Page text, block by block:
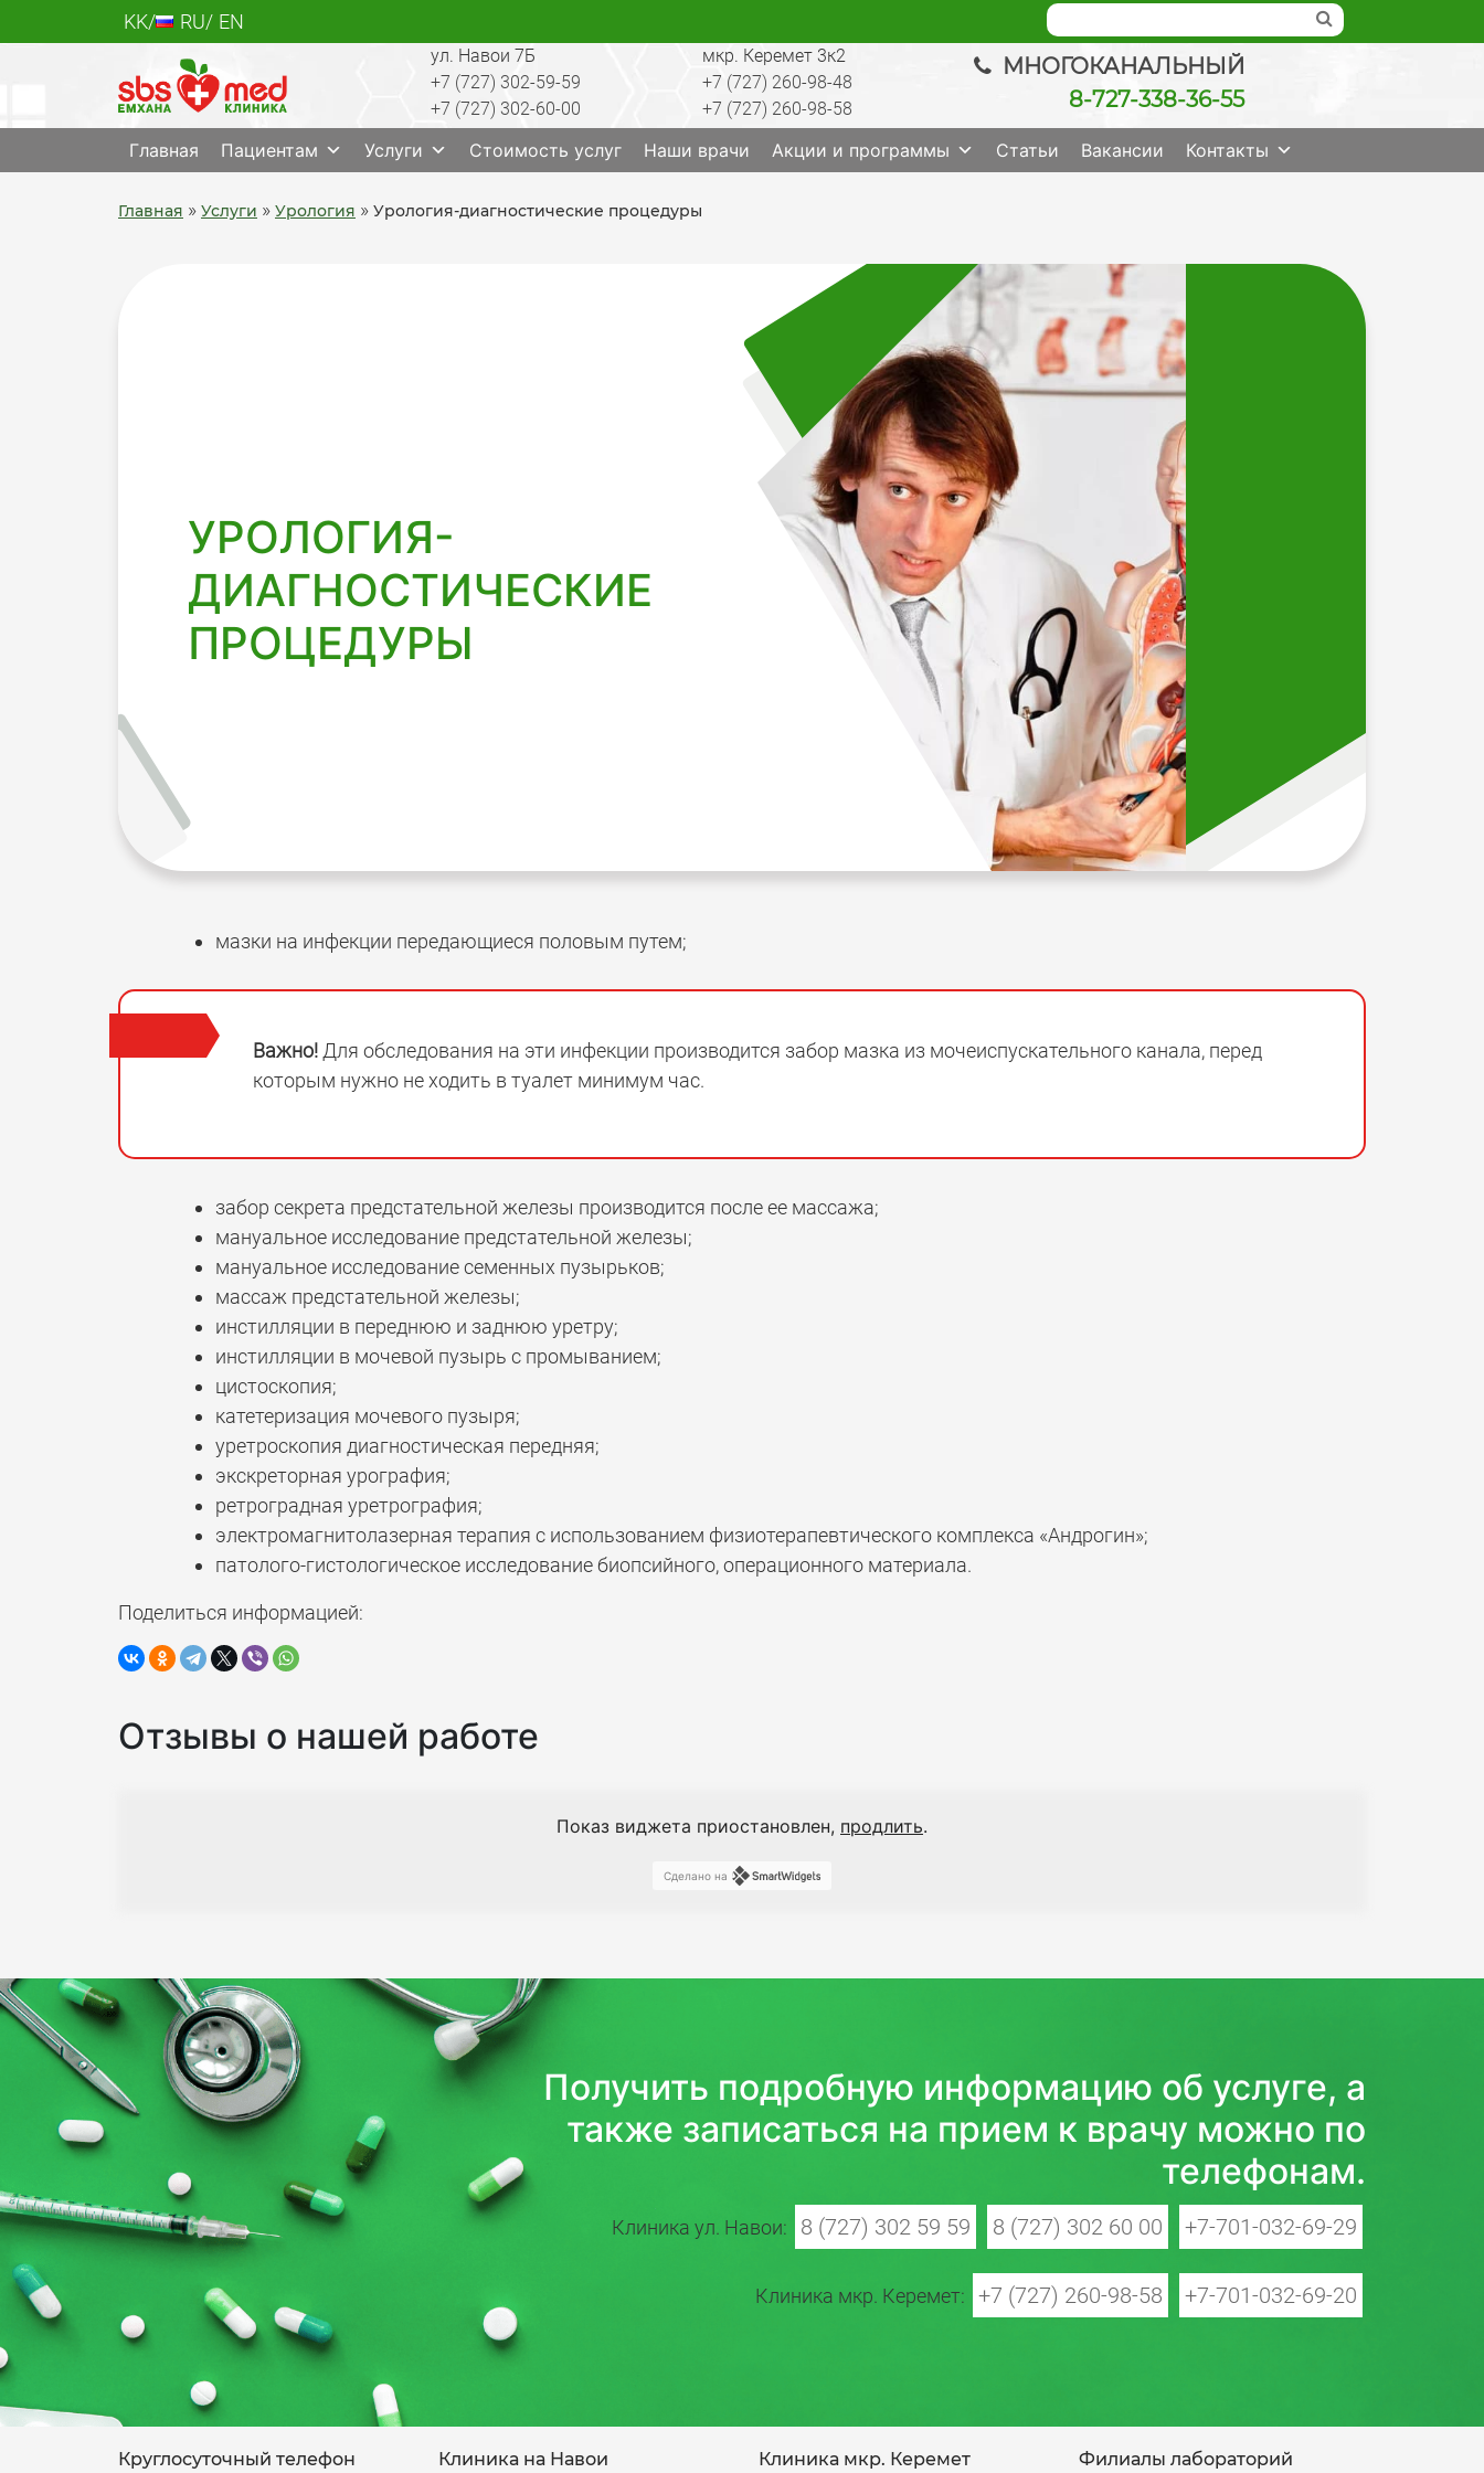
to
KK RU EN
SBS med
Многопрофильный медцентр Алматы, лаборатория, анализы, диагностика, лечение, операции, ведение беременности, check up качественно
ул. Навои 7Б
+7 (727) 302-59-59
+7 (727) 302-60-00
мкр. Керемет 3к2
+7 (727) 260-98-48
+7 (727) 260-98-58
МНОГОКАНАЛЬНЫЙ
8-727-338-36-55
Главная Пациентам Услуги Стоимость услуг Наши врачи Акции и программы Статьи Вакансии Контакты
Главная » Услуги » Урология » Урология-диагностические процедуры
УРОЛОГИЯ-
ДИАГНОСТИЧЕСКИЕ
ПРОЦЕДУРЫ
мазки на инфекции передающиеся половым путем;
Важно! Для обследования на эти инфекции производится забор мазка из мочеиспускательного канала, перед
которым нужно не ходить в туалет минимум час.
забор секрета предстательной железы производится после ее массажа;
мануальное исследование предстательной железы;
мануальное исследование семенных пузырьков;
массаж предстательной железы;
инстилляции в переднюю и заднюю уретру;
инстилляции в мочевой пузырь с промыванием;
цистоскопия;
катетеризация мочевого пузыря;
уретроскопия диагностическая передняя;
экскреторная урография;
ретроградная уретрография;
электромагнитолазерная терапия с использованием физиотерапевтического комплекса «Андрогин»;
патолого-гистологическое исследование биопсийного, операционного материала.
Поделиться информацией:
Отзывы о нашей работе
Показ виджета приостановлен, продлить.
Сделано на
Получить подробную информацию об услуге, а
также записаться на прием к врачу можно по
телефонам.
Клиника ул. Навои: 8 (727) 302 59 59 8 (727) 302 60 00 +7-701-032-69-29
Клиника мкр. Керемет: +7 (727) 260-98-58 +7-701-032-69-20
Круглосуточный телефон Клиника на Навои Клиника мкр. Керемет Филиалы лабораторий